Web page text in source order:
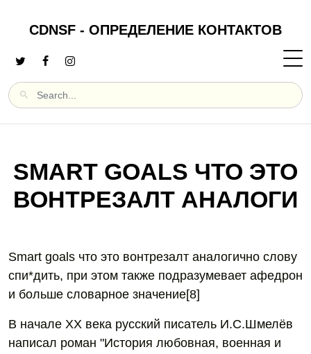
CDNSF - ОПРЕДЕЛЕНИЕ КОНТАКТОВ
SMART GOALS ЧТО ЭТО
ВОНТРЕЗАЛТ АНАЛОГИ
Smart goals что это вонтрезалт аналогично слову
спи*дить, при этом также подразумевает афедрон
и больше словарное значение[8]
В начале XX века русский писатель И.С.Шмелёв
написал роман "История любовная, военная и